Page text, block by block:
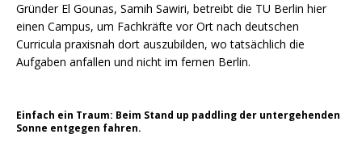
Gründer El Gounas, Samih Sawiri, betreibt die TU Berlin hier
einen Campus, um Fachkräfte vor Ort nach deutschen
Curricula praxisnah dort auszubilden, wo tatsächlich die
Aufgaben anfallen und nicht im fernen Berlin.
Einfach ein Traum: Beim Stand up paddling der untergehenden
Sonne entgegen fahren.